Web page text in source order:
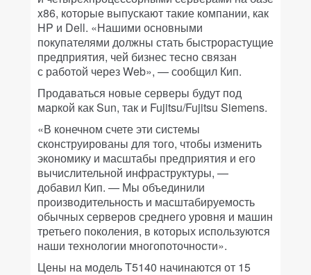
x86, которые выпускают такие компании, как
HP и Dell. «Нашими основными
покупателями должны стать быстрорастущие
предприятия, чей бизнес тесно связан
с работой через Web», — сообщил Кип.
Продаваться новые серверы будут под
маркой как Sun, так и Fujitsu/Fujitsu Siemens.
«В конечном счете эти системы
сконструированы для того, чтобы изменить
экономику и масштабы предприятия и его
вычислительной инфраструктуры, —
добавил Кип. — Мы объединили
производительность и масштабируемость
обычных серверов среднего уровня и машин
третьего поколения, в которых используются
наши технологии многопоточности».
Цены на модель T5140 начинаются от 15